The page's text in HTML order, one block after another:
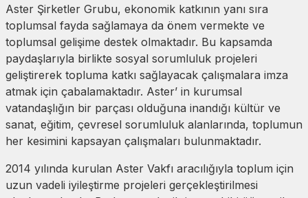
Aster Şirketler Grubu, ekonomik katkının yanı sıra
toplumsal fayda sağlamaya da önem vermekte ve
toplumsal gelişime destek olmaktadır. Bu kapsamda
paydaşlarıyla birlikte sosyal sorumluluk projeleri
geliştirerek topluma katkı sağlayacak çalışmalara imza
atmak için çabalamaktadır. Aster’ in kurumsal
vatandaşlığın bir parçası olduğuna inandığı kültür ve
sanat, eğitim, çevresel sorumluluk alanlarında, toplumun
her kesimini kapsayan çalışmaları bulunmaktadır.
2014 yılında kurulan Aster Vakfı aracılığıyla toplum için
uzun vadeli iyileştirme projeleri gerçekleştirilmesi